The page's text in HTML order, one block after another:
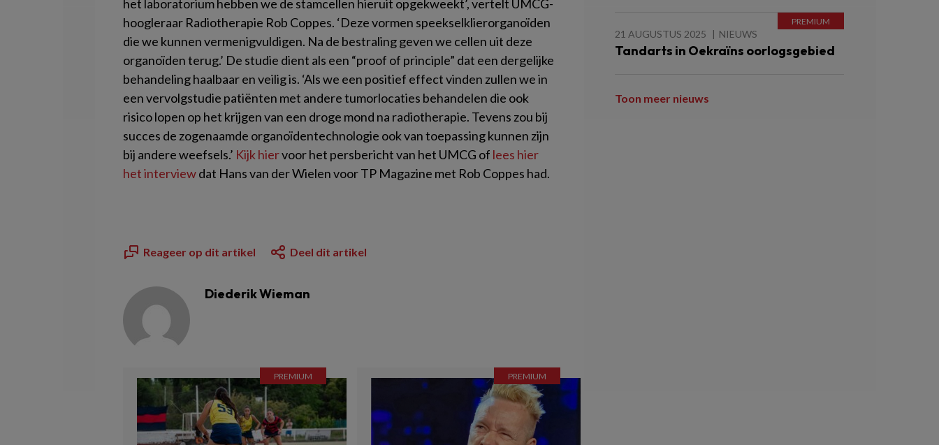
het laboratorium hebben we de stamcellen hieruit opgekweekt’, vertelt UMCG-
hoogleraar Radiotherapie Rob Coppes. ‘Deze vormen speekselklierorganoïden
die we kunnen vermenigvuldigen. Na de bestraling geven we cellen uit deze
organoïden terug.’ De studie dient als een “proof of principle” dat een dergelijke
behandeling haalbaar en veilig is. ‘Als we een positief effect vinden zullen we in
een vervolgstudie patiënten met andere tumorlocaties behandelen die ook
risico lopen op het krijgen van een droge mond na radiotherapie. Tevens zou bij
succes de zogenaamde organoïdentechnologie ook van toepassing kunnen zijn
bij andere weefsels.’ Kijk hiervoor het persbericht van het UMCG of lees hier
het interviewdat Hans van der Wielen voor TP Magazine met Rob Coppes had.
Reageer op dit artikel Deel dit artikel
Diederik Wieman
21 AUGUSTUS 2025 NIEUWS
Tandarts in Oekraïns oorlogsgebied
Toon meer nieuws